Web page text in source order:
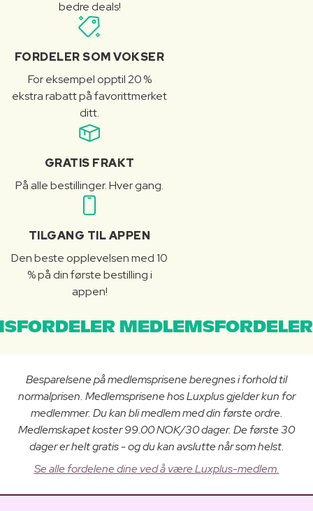
bedre deals!
FORDELER SOM VOKSER
For eksempel opptil 20 %
ekstra rabatt på favorittmerket
ditt.
GRATIS FRAKT
På alle bestillinger. Hver gang.
TILGANG TIL APPEN
Den beste opplevelsen med 10
% på din første bestilling i
appen!
Besparelsene på medlemsprisene beregnes i forhold til
normalprisen. Medlemsprisene hos Luxplus gjelder kun for
medlemmer. Du kan bli medlem med din første ordre.
Medlemskapet koster 99.00 NOK/30 dager. De første 30
dager er helt gratis - og du kan avslutte når som helst.
Se alle fordelene dine ved å være Luxplus-medlem.